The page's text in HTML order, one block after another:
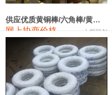
1#电解锰 18,900—19,100
1#铬 60,000—82,000
3303#硅 10,300—10,500
2202#硅 14,100—14,300
供应优质黄铜棒/六角棒/黄铜方板
网上协商价格 十堰同创